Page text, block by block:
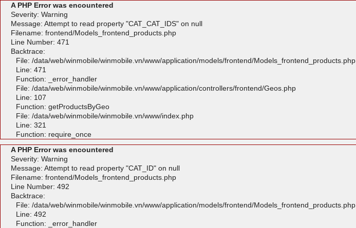
A PHP Error was encountered
Severity: Warning
Message: Attempt to read property "CAT_CAT_IDS" on null
Filename: frontend/Models_frontend_products.php
Line Number: 471
Backtrace:
File: /data/web/winmobile/winmobile.vn/www/application/models/frontend/Models_frontend_products.php
Line: 471
Function: _error_handler
File: /data/web/winmobile/winmobile.vn/www/application/controllers/frontend/Geos.php
Line: 107
Function: getProductsByGeo
File: /data/web/winmobile/winmobile.vn/www/index.php
Line: 321
Function: require_once
A PHP Error was encountered
Severity: Warning
Message: Attempt to read property "CAT_ID" on null
Filename: frontend/Models_frontend_products.php
Line Number: 492
Backtrace:
File: /data/web/winmobile/winmobile.vn/www/application/models/frontend/Models_frontend_products.php
Line: 492
Function: _error_handler